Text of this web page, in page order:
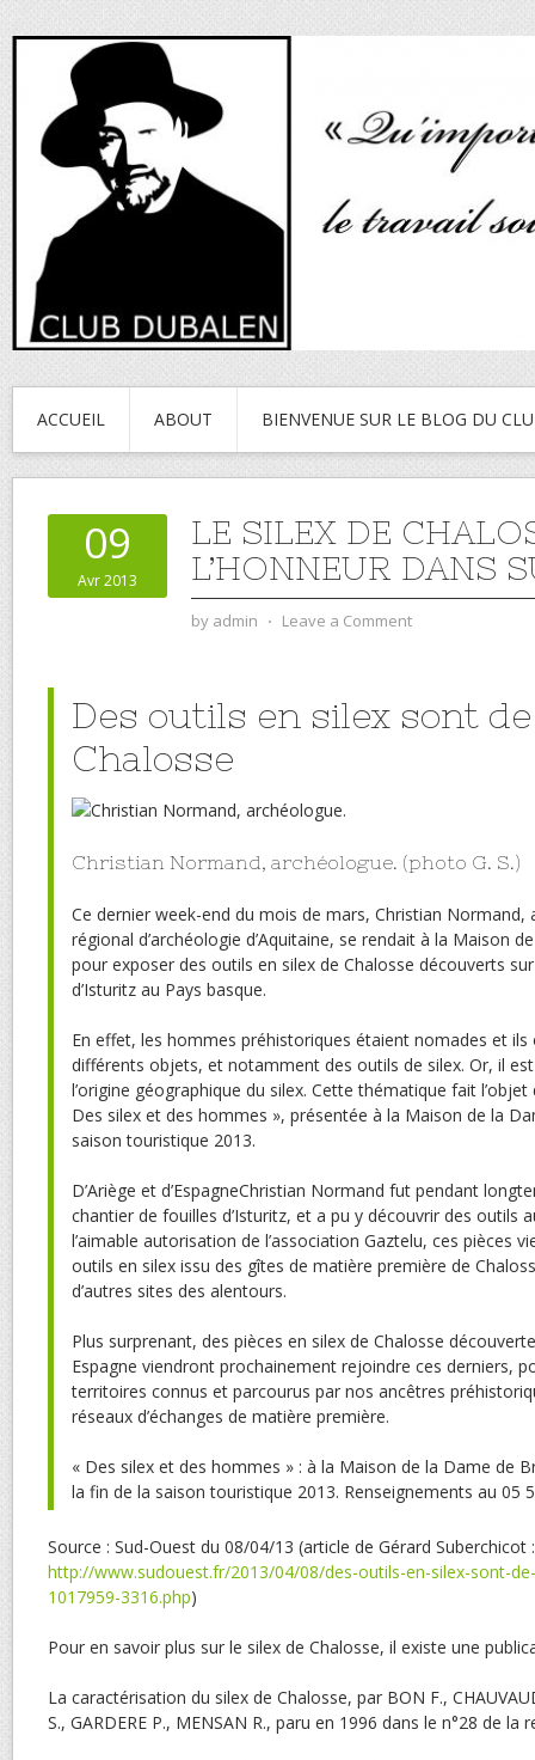
ACCUEIL ABOUT BIENVENUE SUR LE BLOG DU
09
Avr 2013
LE SILEX DE
L’HONNEUR DANS
by admin ⋅ Leave a Comment
Des outils en silex sont
Chalosse
Christian Normand, archéologue. (photo G. S.)
Ce dernier week-end du mois de mars, Christian Normand,
régional d’archéologie d’Aquitaine, se rendait à la Maison
pour exposer des outils en silex de Chalosse découverts
d’Isturitz au Pays basque.
En effet, les hommes préhistoriques étaient nomades et
différents objets, et notamment des outils de silex. Or, il
l’origine géographique du silex. Cette thématique fait
Des silex et des hommes », présentée à la Maison de la
saison touristique 2013.
D’Ariège et d’EspagneChristian Normand fut pendant
chantier de fouilles d’Isturitz, et a pu y découvrir des outils
l’aimable autorisation de l’association Gaztelu, ces pièces
outils en silex issu des gîtes de matière première de
d’autres sites des alentours.
Plus surprenant, des pièces en silex de Chalosse
Espagne viendront prochainement rejoindre ces derniers,
territoires connus et parcourus par nos ancêtres
réseaux d’échanges de matière première.
« Des silex et des hommes » : à la Maison de la Dame de
la fin de la saison touristique 2013. Renseignements au 05
Source : Sud-Ouest du 08/04/13 (article de Gérard Suberchicot :
http://www.sudouest.fr/2013/04/08/des-outils-en-silex-sont-
1017959-3316.php)
Pour en savoir plus sur le silex de Chalosse, il existe une
La caractérisation du silex de Chalosse, par BON F.,
S., GARDERE P., MENSAN R., paru en 1996 dans le n°28 de